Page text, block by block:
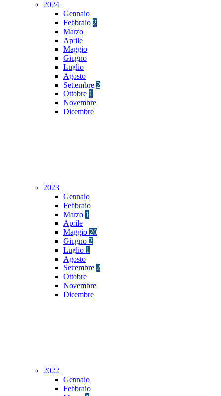
2024
Gennaio
Febbraio 2
Marzo
Aprile
Maggio
Giugno
Luglio
Agosto
Settembre 2
Ottobre 1
Novembre
Dicembre
2023
Gennaio
Febbraio
Marzo 1
Aprile
Maggio 20
Giugno 2
Luglio 1
Agosto
Settembre 2
Ottobre
Novembre
Dicembre
2022
Gennaio
Febbraio